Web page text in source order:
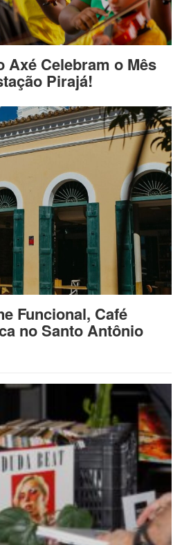
Axé Celebram o Mês
Pirajá!
Funcional, Café
no Santo Antônio